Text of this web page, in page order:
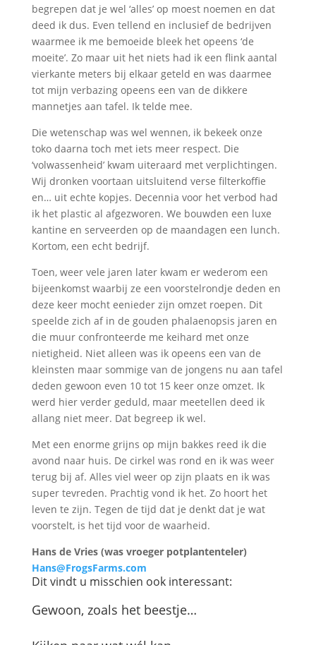
begrepen dat je wel ‘alles’ op moest noemen en dat
deed ik dus. Even tellend en inclusief de bedrijven
waarmee ik me bemoeide bleek het opeens ‘de
moeite’. Zo maar uit het niets had ik een flink aantal
vierkante meters bij elkaar geteld en was daarmee
tot mijn verbazing opeens een van de dikkere
mannetjes aan tafel. Ik telde mee.
Die wetenschap was wel wennen, ik bekeek onze
toko daarna toch met iets meer respect. Die
‘volwassenheid’ kwam uiteraard met verplichtingen.
Wij dronken voortaan uitsluitend verse filterkoffie
en… uit echte kopjes. Decennia voor het verbod had
ik het plastic al afgezworen. We bouwden een luxe
kantine en serveerden op de maandagen een lunch.
Kortom, een echt bedrijf.
Toen, weer vele jaren later kwam er wederom een
bijeenkomst waarbij ze een voorstelrondje deden en
deze keer mocht eenieder zijn omzet roepen. Dit
speelde zich af in de gouden phalaenopsis jaren en
die muur confronteerde me keihard met onze
nietigheid. Niet alleen was ik opeens een van de
kleinsten maar sommige van de jongens nu aan tafel
deden gewoon even 10 tot 15 keer onze omzet. Ik
werd hier verder geduld, maar meetellen deed ik
allang niet meer. Dat begreep ik wel.
Met een enorme grijns op mijn bakkes reed ik die
avond naar huis. De cirkel was rond en ik was weer
terug bij af. Alles viel weer op zijn plaats en ik was
super tevreden. Prachtig vond ik het. Zo hoort het
leven te zijn. Tegen de tijd dat je denkt dat je wat
voorstelt, is het tijd voor de waarheid.
Hans de Vries (was vroeger potplantenteler)
Hans@FrogsFarms.com
Dit vindt u misschien ook interessant:
Gewoon, zoals het beestje…